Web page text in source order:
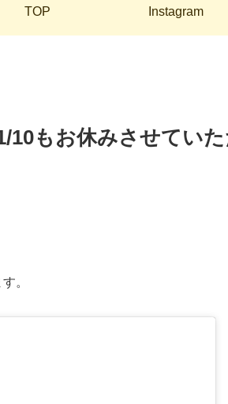
TOP Instagram
10もお休みさせていた
。